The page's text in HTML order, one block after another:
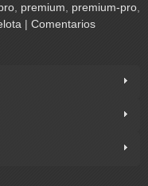
premium
premium-pro
| Comentarios